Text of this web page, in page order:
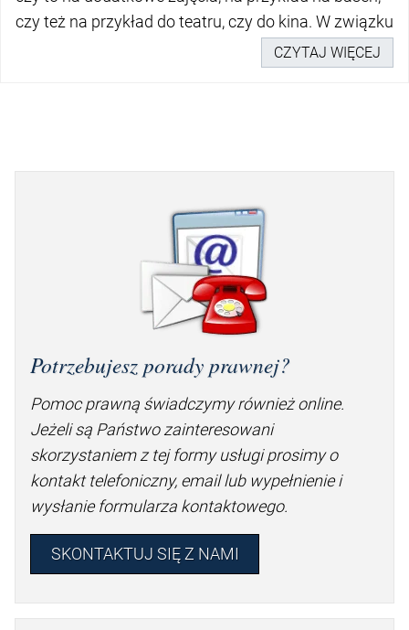
czy też na przykład do teatru, czy do kina. W związku
CZYTAJ WIĘCEJ
Potrzebujesz porady prawnej?
Pomoc prawną świadczymy również online.
Jeżeli są Państwo zainteresowani
skorzystaniem z tej formy usługi prosimy o
kontakt telefoniczny, email lub wypełnienie i
wysłanie formularza kontaktowego.
SKONTAKTUJ SIĘ Z NAMI